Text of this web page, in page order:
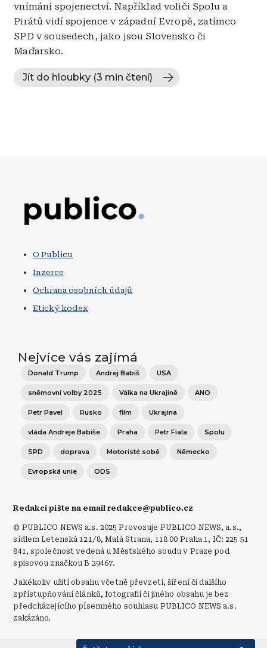
vnímání spojenectví. Například voliči Spolu a
Pirátů vidí spojence v západní Evropě, zatímco
SPD v sousedech, jako jsou Slovensko či
Maďarsko.
Jít do hloubky (3 min čtení)
O Publicu
Inzerce
Ochrana osobních údajů
Etický kodex
Nejvíce vás zajímá
Donald Trump Andrej Babiš USA
sněmovní volby 2025 Válka na Ukrajině ANO
Petr Pavel Rusko film Ukrajina
vláda Andreje Babiše Praha Petr Fiala Spolu
SPD doprava Motoristé sobě Německo
Evropská unie ODS
Redakci pište na email redakce@publico.cz
© PUBLICO NEWS a.s. 2025 Provozuje PUBLICO NEWS, a.s.,
sídlem Letenská 121/8, Malá Strana, 118 00 Praha 1, IČ: 225 51
841, společnost vedená u Městského soudu v Praze pod
spisovou značkou B 29467.
Jakékoliv užití obsahu včetně převzetí, šíření či dalšího
zpřístupňování článků, fotografií či jiného obsahu je bez
předcházejícího písemného souhlasu PUBLICO NEWS a.s.
zakázáno.